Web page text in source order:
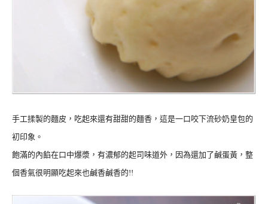
手工揉製的麵皮，吃起來還有甜甜的麵香，這是一口咬下流砂奶皇包的
初印象。
飽滿的內餡在口中爆漿，有濃郁的起司味道外，因為還加了鹹蛋黃，整
個香氣很明顯吃起來也鹹香鹹香的!!